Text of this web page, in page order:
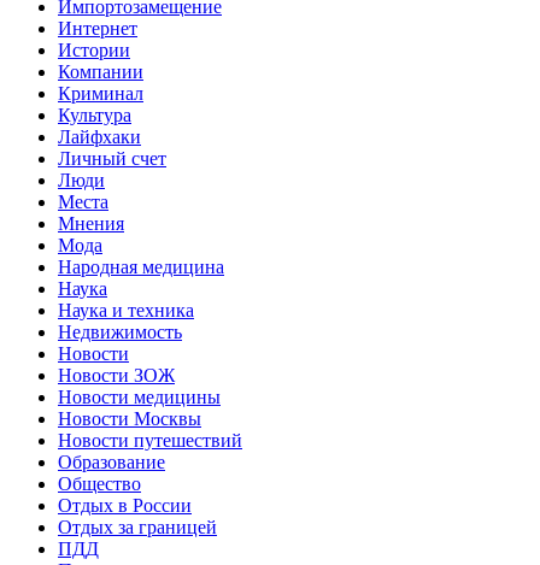
Импортозамещение
Интернет
Истории
Компании
Криминал
Культура
Лайфхаки
Личный счет
Люди
Места
Мнения
Мода
Народная медицина
Наука
Наука и техника
Недвижимость
Новости
Новости ЗОЖ
Новости медицины
Новости Москвы
Новости путешествий
Образование
Общество
Отдых в России
Отдых за границей
ПДД